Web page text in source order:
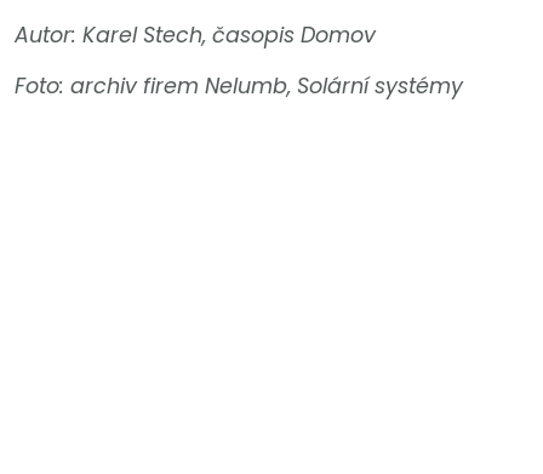
Autor: Karel Stech, časopis Domov
Foto: archiv firem Nelumb, Solární systémy